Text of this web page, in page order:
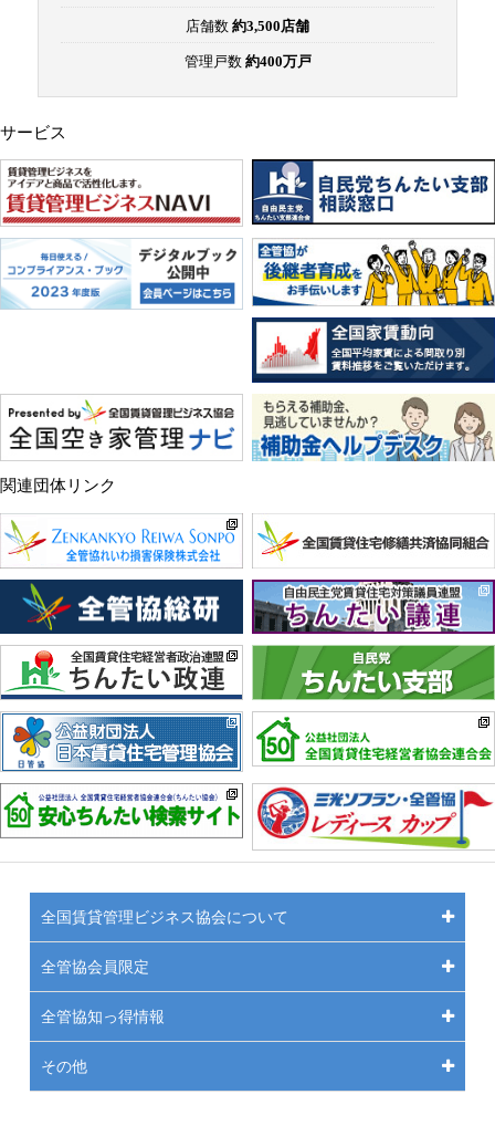
店舗数 約3,500店舗
管理戸数 約400万戸
サービス
関連団体リンク
全国賃貸管理ビジネス協会について
全管協会員限定
全管協知っ得情報
その他